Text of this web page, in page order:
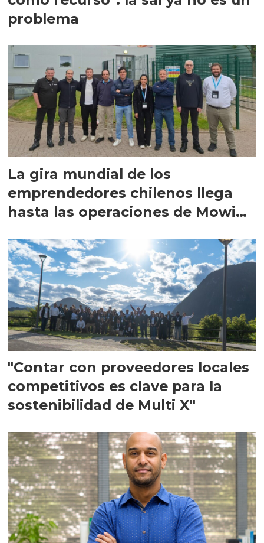
problema
La gira mundial de los
emprendedores chilenos llega
hasta las operaciones de Mowi
"Contar con proveedores locales
competitivos es clave para la
sostenibilidad de Multi X"